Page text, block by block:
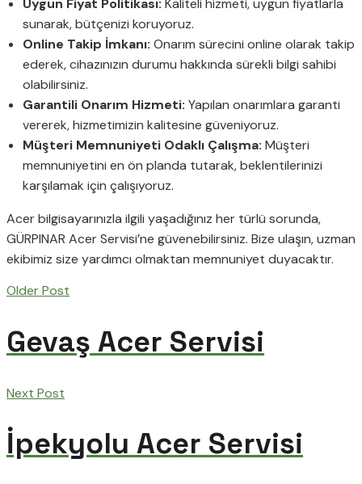
Uygun Fiyat Politikası: Kaliteli hizmeti, uygun fiyatlarla
sunarak, bütçenizi koruyoruz.
Online Takip İmkanı: Onarım sürecini online olarak takip
ederek, cihazınızın durumu hakkında sürekli bilgi sahibi
olabilirsiniz.
Garantili Onarım Hizmeti: Yapılan onarımlara garanti
vererek, hizmetimizin kalitesine güveniyoruz.
Müşteri Memnuniyeti Odaklı Çalışma: Müşteri
memnuniyetini en ön planda tutarak, beklentilerinizi
karşılamak için çalışıyoruz.
Acer bilgisayarınızla ilgili yaşadığınız her türlü sorunda,
GÜRPINAR Acer Servisi’ne güvenebilirsiniz. Bize ulaşın, uzman
ekibimiz size yardımcı olmaktan memnuniyet duyacaktır.
Older Post
Gevaş Acer Servisi
Next Post
İpekyolu Acer Servisi